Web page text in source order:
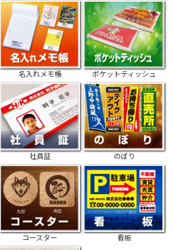
名入れメモ帳 ポケットティッシュ
社員証 のぼり
コースター 看板